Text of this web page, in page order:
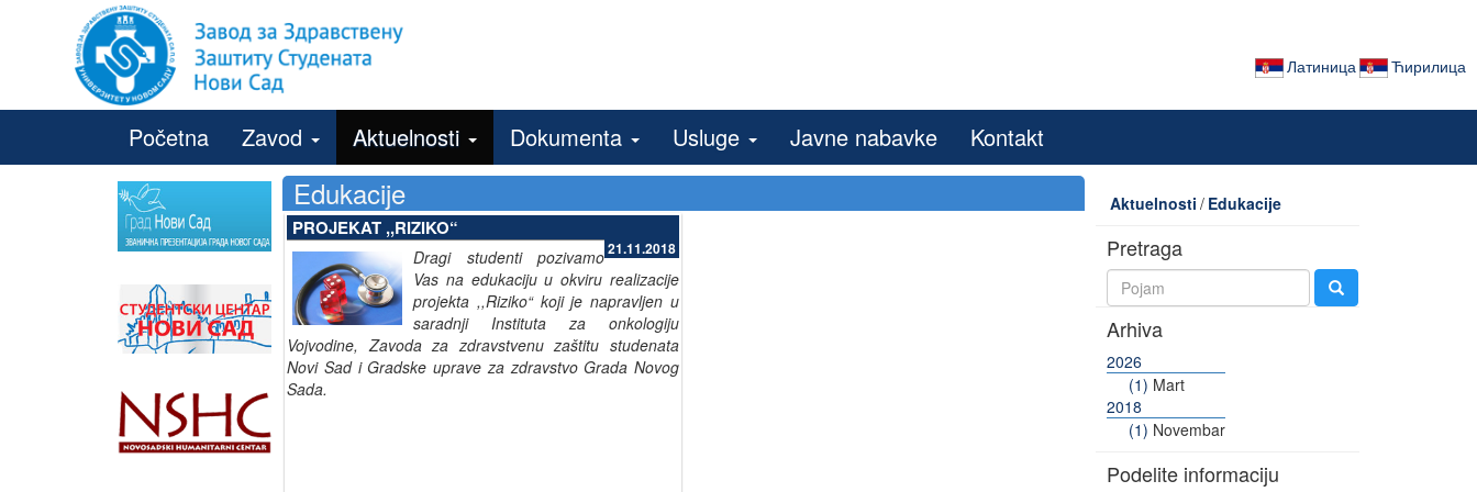
Ћирилица
Латиница
Početna Zavod Aktuelnosti Dokumenta Usluge Javne nabavke Kontakt
Edukacije
PROJEKAT ,,RIZIKO“
21.11.2018
Dragi studenti pozivamo
Vas na edukaciju u okviru realizacije
projekta ,,Riziko“ koji je napravljen u
saradnji Instituta za onkologiju
Vojvodine, Zavoda za zdravstvenu zaštitu studenata
Novi Sad i Gradske uprave za zdravstvo Grada Novog
Sada.
Aktuelnosti / Edukacije
Pretraga
Arhiva
2026
(1) Mart
2018
(1) Novembar
Podelite informaciju